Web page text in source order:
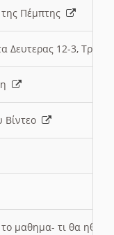
Πέμπτης
Δευτερας 12-3,
Βίντεο
μαθημα- τι θα